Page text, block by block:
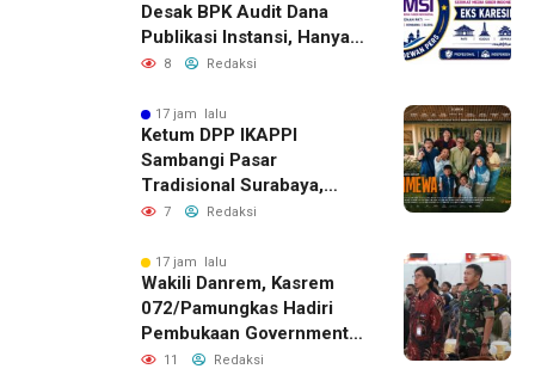
Desak BPK Audit Dana
Publikasi Instansi, Hanya
untuk Perusahaan Pers
8 Redaksi
17 jam lalu
Ketum DPP IKAPPI
Sambangi Pasar
Tradisional Surabaya,
Akhiri Agenda dengan
ISTIMEWA
7 Redaksi
17 jam lalu
Wakili Danrem, Kasrem
072/Pamungkas Hadiri
Pembukaan Government
Procurement Forum &
11 Redaksi